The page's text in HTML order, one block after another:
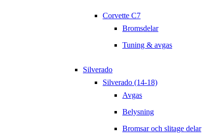
Corvette C7
Bromsdelar
Tuning & avgas
Silverado
Silverado (14-18)
Avgas
Belysning
Bromsar och slitage delar